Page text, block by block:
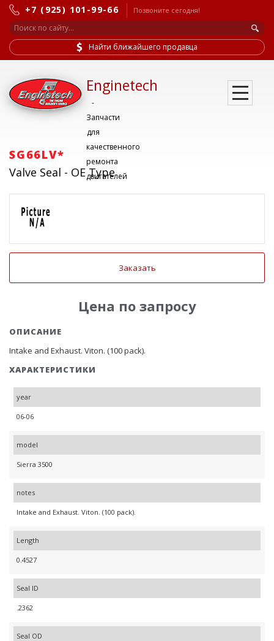
+7 (925) 101-99-66 Позвоните сегодня!
Найти ближайшего продавца
Enginetech
-
Запчасти
для
качественного
ремонта
двигателей
SG66LV*
Valve Seal - OE Type
Заказать
Цена по запросу
ОПИСАНИЕ
Intake and Exhaust. Viton. (100 pack).
ХАРАКТЕРИСТИКИ
year
06-06
model
Sierra 3500
notes
Intake and Exhaust. Viton. (100 pack).
Length
0.4527
Seal ID
.2362
Seal OD